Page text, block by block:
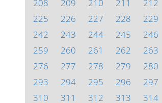
208
209 210 211 212
225
226 227 228 229
242
243 244 245 246
259
260 261 262 263
276
277 278 279 280
293
294 295 296 297
310
311 312 313 314